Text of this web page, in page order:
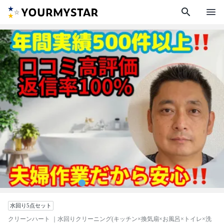
search menu
水回り5点セット
クリーンハート
｜水回りクリーニング(キッチン×換気扇×お風呂×トイレ×洗